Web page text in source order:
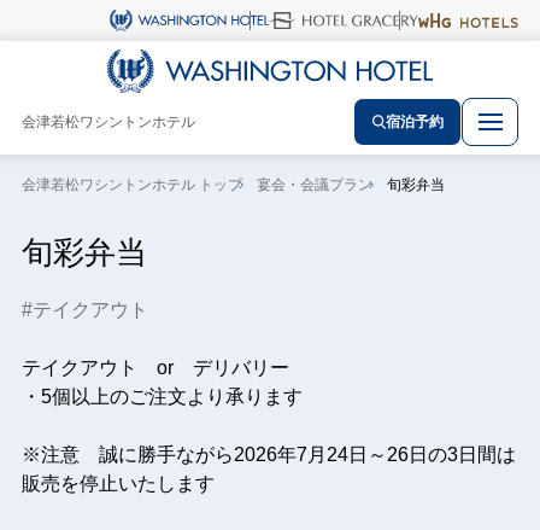
会津若松ワシントンホテル 宿泊予約
会津若松ワシントンホテル トップ 宴会・会議プラン 旬彩弁当
旬彩弁当
テイクアウト
テイクアウト or デリバリー
・5個以上のご注文より承ります
※注意 誠に勝手ながら2026年7月24日～26日の3日間は
販売を停止いたします